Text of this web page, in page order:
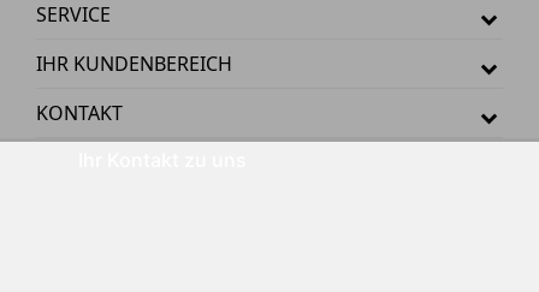
SERVICE
IHR KUNDENBEREICH
KONTAKT